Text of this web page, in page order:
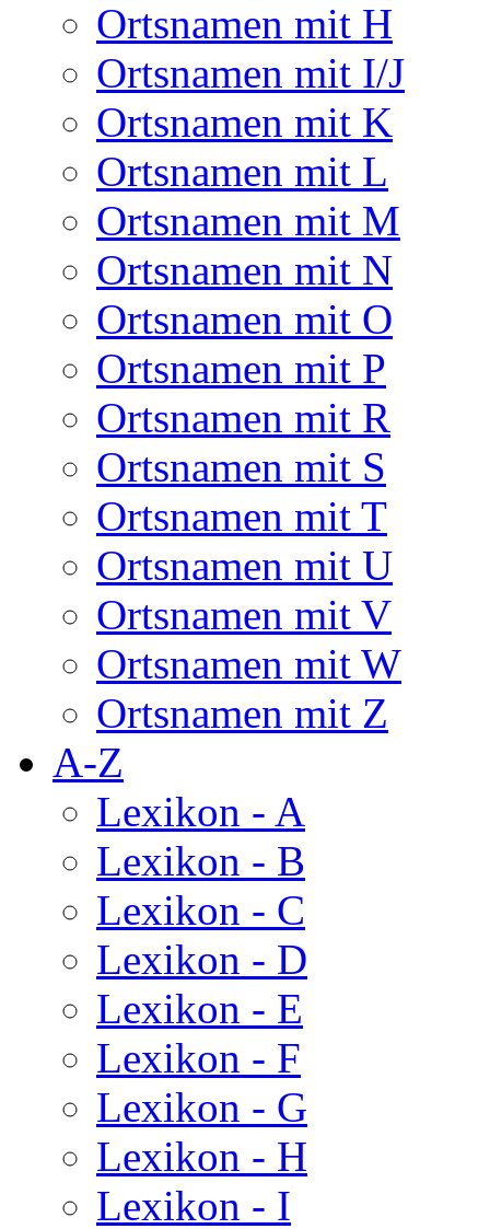
Ortsnamen mit H
Ortsnamen mit I/J
Ortsnamen mit K
Ortsnamen mit L
Ortsnamen mit M
Ortsnamen mit N
Ortsnamen mit O
Ortsnamen mit P
Ortsnamen mit R
Ortsnamen mit S
Ortsnamen mit T
Ortsnamen mit U
Ortsnamen mit V
Ortsnamen mit W
Ortsnamen mit Z
A-Z
Lexikon - A
Lexikon - B
Lexikon - C
Lexikon - D
Lexikon - E
Lexikon - F
Lexikon - G
Lexikon - H
Lexikon - I